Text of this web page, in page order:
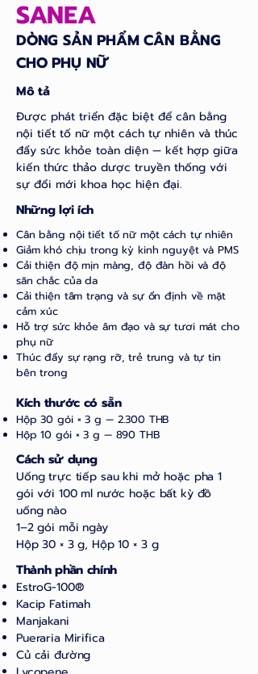
SANEA
DÒNG SẢN PHẨM CÂN BẰNG
CHO PHỤ NỮ
Mô tả
Được phát triển đặc biệt để cân bằng
nội tiết tố nữ một cách tự nhiên và thúc
đẩy sức khỏe toàn diện — kết hợp giữa
kiến thức thảo dược truyền thống với
sự đổi mới khoa học hiện đại.
Những lợi ích
Cân bằng nội tiết tố nữ một cách tự nhiên
Giảm khó chịu trong kỳ kinh nguyệt và PMS
Cải thiện độ mịn màng, độ đàn hồi và độ
săn chắc của da
Cải thiện tâm trạng và sự ổn định về mặt
cảm xúc
Hỗ trợ sức khỏe âm đạo và sự tươi mát cho
phụ nữ
Thúc đẩy sự rạng rỡ, trẻ trung và tự tin
bên trong
Kích thước có sẵn
Hộp 30 gói × 3 g — 2.300 THB
Hộp 10 gói × 3 g — 890 THB
Cách sử dụng
Uống trực tiếp sau khi mở hoặc pha 1
gói với 100 ml nước hoặc bất kỳ đồ
uống nào
1–2 gói mỗi ngày
Hộp 30 × 3 g, Hộp 10 × 3 g
Thành phần chính
EstroG-100®
Kacip Fatimah
Manjakani
Pueraria Mirifica
Củ cải đường